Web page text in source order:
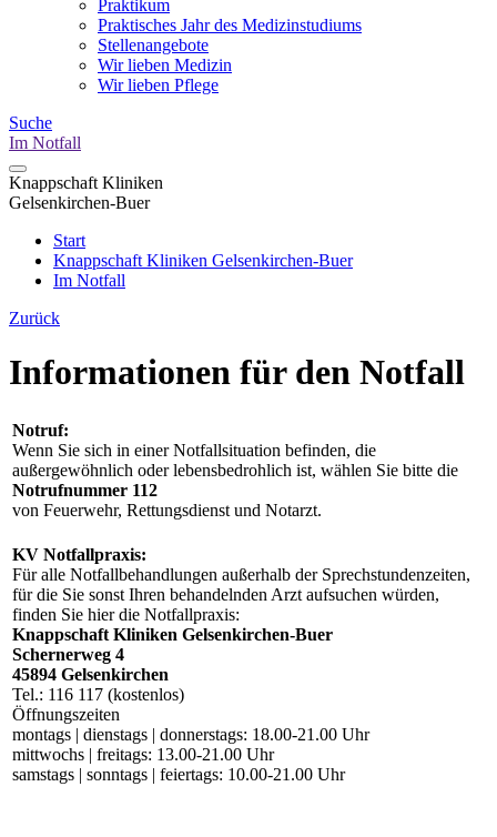
Praktikum
Praktisches Jahr des Medizinstudiums
Stellenangebote
Wir lieben Medizin
Wir lieben Pflege
Suche
Im Notfall
Knappschaft Kliniken
Gelsenkirchen-Buer
Start
Knappschaft Kliniken Gelsenkirchen-Buer
Im Notfall
Zurück
Informationen für den Notfall
Notruf:
Wenn Sie sich in einer Notfallsituation befinden, die
außergewöhnlich oder lebensbedrohlich ist, wählen Sie bitte die
Notrufnummer 112
von Feuerwehr, Rettungsdienst und Notarzt.
KV Notfallpraxis:
Für alle Notfallbehandlungen außerhalb der Sprechstundenzeiten,
für die Sie sonst Ihren behandelnden Arzt aufsuchen würden,
finden Sie hier die Notfallpraxis:
Knappschaft Kliniken Gelsenkirchen-Buer
Schernerweg 4
45894 Gelsenkirchen
Tel.: 116 117 (kostenlos)
Öffnungszeiten
montags | dienstags | donnerstags: 18.00-21.00 Uhr
mittwochs | freitags: 13.00-21.00 Uhr
samstags | sonntags | feiertags: 10.00-21.00 Uhr